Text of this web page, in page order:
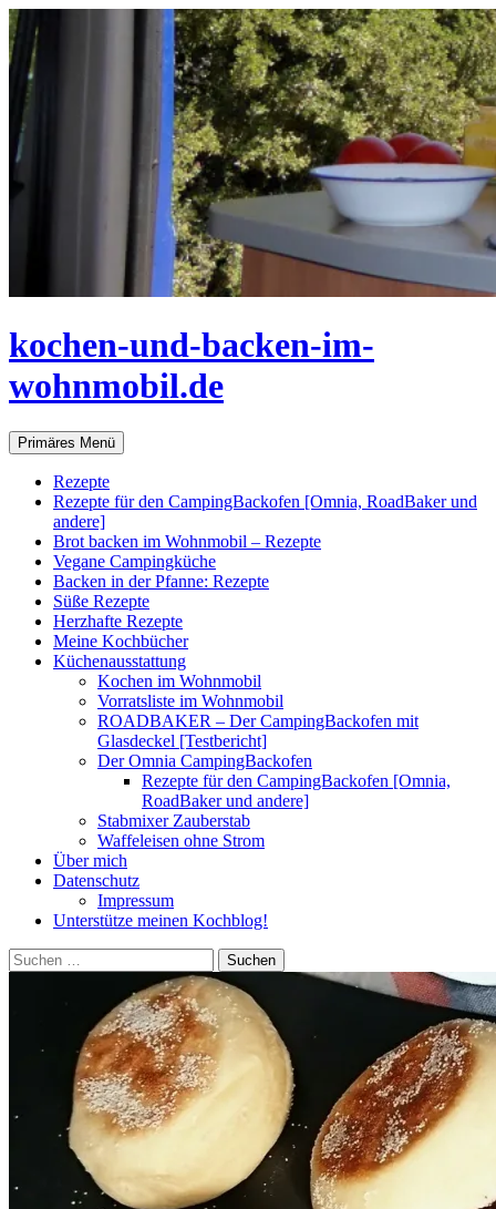
Zum
Inhalt
springen
kochen-und-backen-im-
wohnmobil.de
Suchen
Primäres Menü
Rezepte
Rezepte für den CampingBackofen [Omnia, RoadBaker und
andere]
Brot backen im Wohnmobil – Rezepte
Vegane Campingküche
Backen in der Pfanne: Rezepte
Süße Rezepte
Herzhafte Rezepte
Meine Kochbücher
Küchenausstattung
Kochen im Wohnmobil
Vorratsliste im Wohnmobil
ROADBAKER – Der CampingBackofen mit
Glasdeckel [Testbericht]
Der Omnia CampingBackofen
Rezepte für den CampingBackofen [Omnia,
RoadBaker und andere]
Stabmixer Zauberstab
Waffeleisen ohne Strom
Über mich
Datenschutz
Impressum
Unterstütze meinen Kochblog!
Suchen
nach: